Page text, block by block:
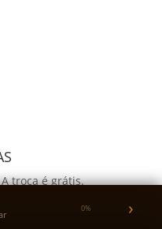
troca é grátis.
envia a peça e nós
0% ›